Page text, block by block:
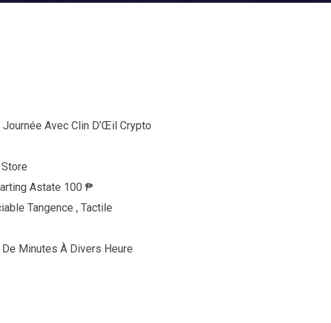
Avec Clin D’Œil Crypto
Astate 100 ₱
Tangence , Tactile
Minutes À Divers Heure